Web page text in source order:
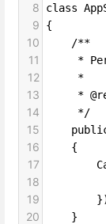
8
class
9 {
10
    /**
11
*
12
     *
13
*
14
     */
15
16
    {
17
18
19
20
    }